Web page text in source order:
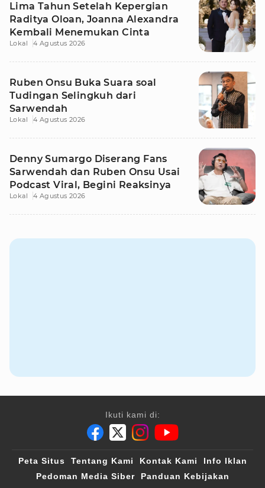
Lima Tahun Setelah Kepergian
Raditya Oloan, Joanna Alexandra
Kembali Menemukan Cinta
Lokal 4 Agustus 2026
Ruben Onsu Buka Suara soal
Tudingan Selingkuh dari
Sarwendah
Lokal 4 Agustus 2026
Denny Sumargo Diserang Fans
Sarwendah dan Ruben Onsu Usai
Podcast Viral, Begini Reaksinya
Lokal 4 Agustus 2026
Ikuti kami di:
Peta Situs Tentang Kami Kontak Kami
Info Iklan
Pedoman Media Siber
Panduan Kebijakan